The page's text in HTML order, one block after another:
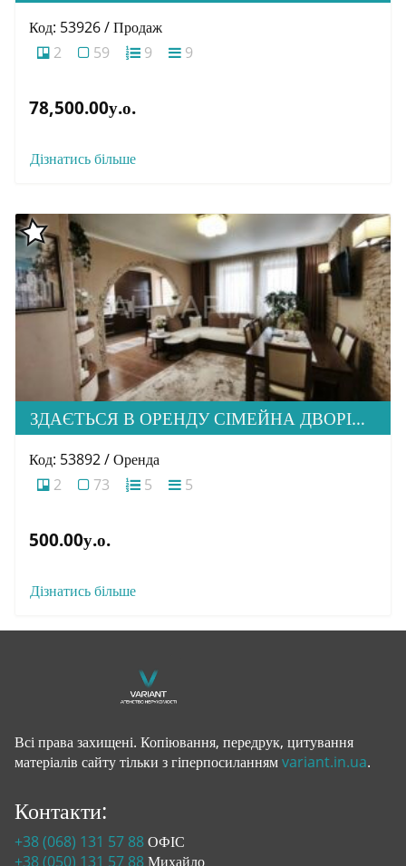
Код: 53926 / Продаж
2
59 9 9
78,500.00у.о.
Дізнатись більше
ЗДАЄТЬСЯ В ОРЕНДУ СІМЕЙНА ДВОРІВНЕВА КВАРТИРА В М. УЖГОРОД
Код: 53892 / Оренда
2
73 5 5
500.00у.о.
Дізнатись більше
Всі права захищені. Копіювання, передрук, цитування
матеріалів сайту тільки з гіперпосиланнямvariant.in.ua.
Контакти:
+38 (068) 131 57 88ОФІС
+38 (050) 131 57 88Михайло